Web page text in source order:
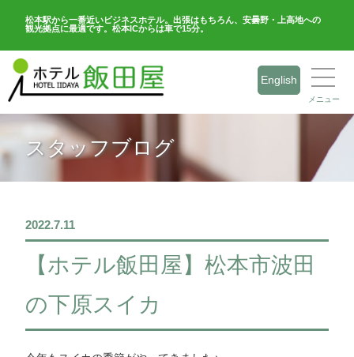
松本駅から一番近いビジネスホテル。出張はもちろん、安曇野・上高地への
観光拠点に最適です。松本ICからは車で15分。
English
メニュー
スタッフブログ
2022.7.11
【ホテル飯田屋】松本市波田
の下原スイカ